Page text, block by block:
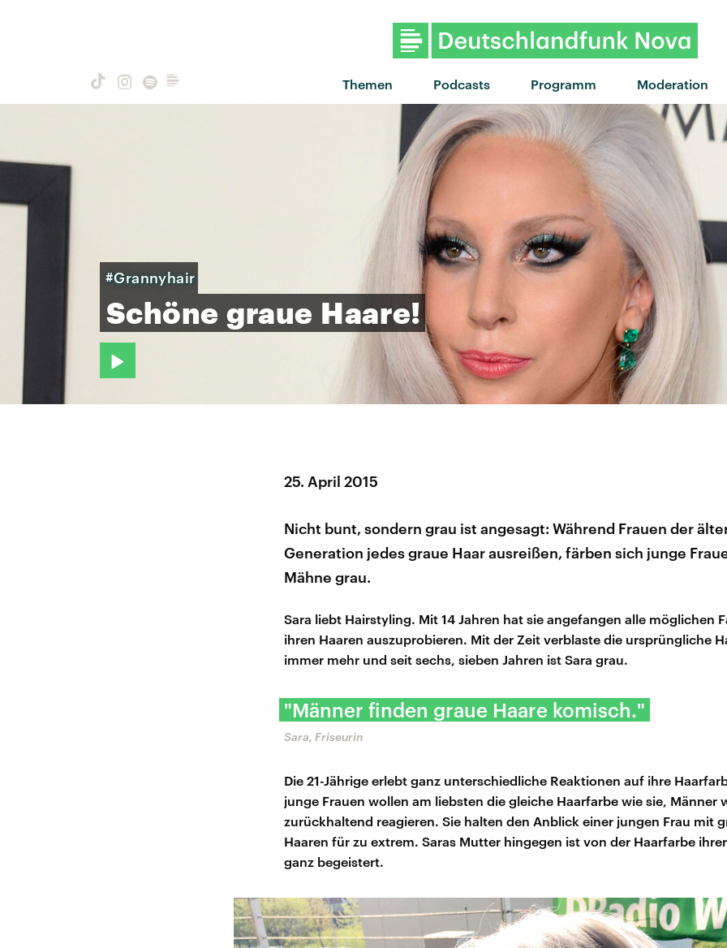
Themen Podcasts Programm Moderation
"Happy now" von
#Grannyhair
Schöne graue Haare!
25. April 2015
Nicht bunt, sondern grau ist angesagt: Während Frauen der
Generation jedes graue Haar ausreißen, färben sich junge
Mähne grau.
Sara liebt Hairstyling. Mit 14 Jahren hat sie angefangen alle möglichen
ihren Haaren auszuprobieren. Mit der Zeit verblaste die ursprüngliche
immer mehr und seit sechs, sieben Jahren ist Sara grau.
"Männer finden graue Haare komisch."
Sara, Friseurin
Die 21-Jährige erlebt ganz unterschiedliche Reaktionen auf ihre
junge Frauen wollen am liebsten die gleiche Haarfarbe wie sie, Männer
zurückhaltend reagieren. Sie halten den Anblick einer jungen Frau mit
Haaren für zu extrem. Saras Mutter hingegen ist von der Haarfarbe
ganz begeistert.